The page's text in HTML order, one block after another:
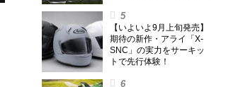
トを試してみた〈若林浩志
のスーパー・カブカブ・ダ
イアリーズ Vol.385〉
【いよいよ9月上旬発売】
期待の新作・アライ「X-
SNC」の実力をサーキッ
トで先行体験！